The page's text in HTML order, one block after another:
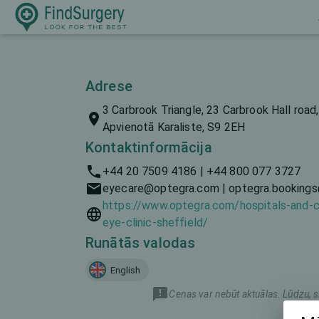
Adrese
3 Carbrook Triangle, 23 Carbrook Hall
Apvienotā Karaliste, S9 2EH
Kontaktinformācija
+44 20 7509 4186 | +44 800 077 3727
eyecare@optegra.com |
https://www.optegra.com/hospitals-and-
eye-clinic-sheffield/
Runātās valodas
English
Cenas var nebūt aktuālas. Lūdzu,